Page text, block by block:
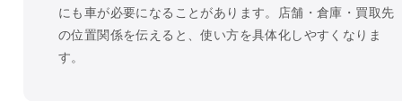
にも車が必要になることがあります。店舗・倉庫・買取先
の位置関係を伝えると、使い方を具体化しやすくなりま
す。